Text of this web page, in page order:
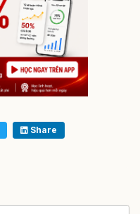
Share